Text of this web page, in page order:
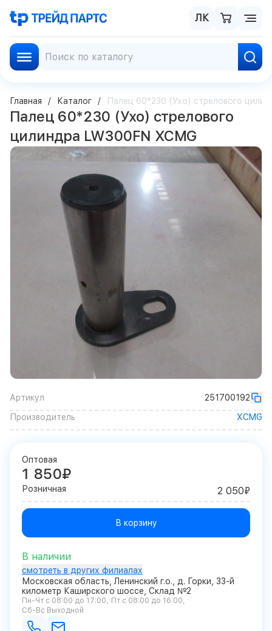
ЛК
Главная Каталог Палец 60*230 (Ухо) стрелового
Палец 60*230 (Ухо) стрелового
цилиндра LW300FN XCMG
Артикул
251700192
Производитель
XCMG
Оптовая
1 850₽
Розничная 2 050₽
В корзину
В наличии
смотреть в других филиалах
Московская область, Ленинский г.о., д. Горки, 33-й
километр Каширского шоссе, Склад №2
Пн-Чт с 08:00 до 17:00
Пт с 08:00 до 16:00
Сб-Вс Выходной